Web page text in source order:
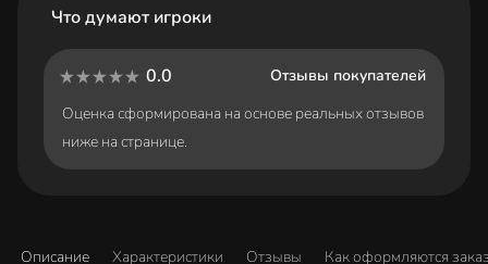
Что думают игроки
0.0
Отзывы покупателей
Оценка сформирована на основе реальных отзывов
ниже на странице.
Описание Характеристики Отзывы Как оформляются